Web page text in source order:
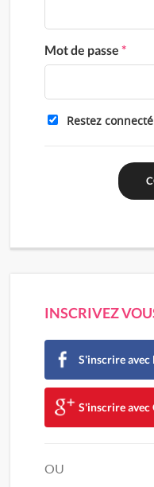
Mot de passe *
Restez connecté
INSCRIVEZ
S'inscrire avec
S'inscrire avec
OU